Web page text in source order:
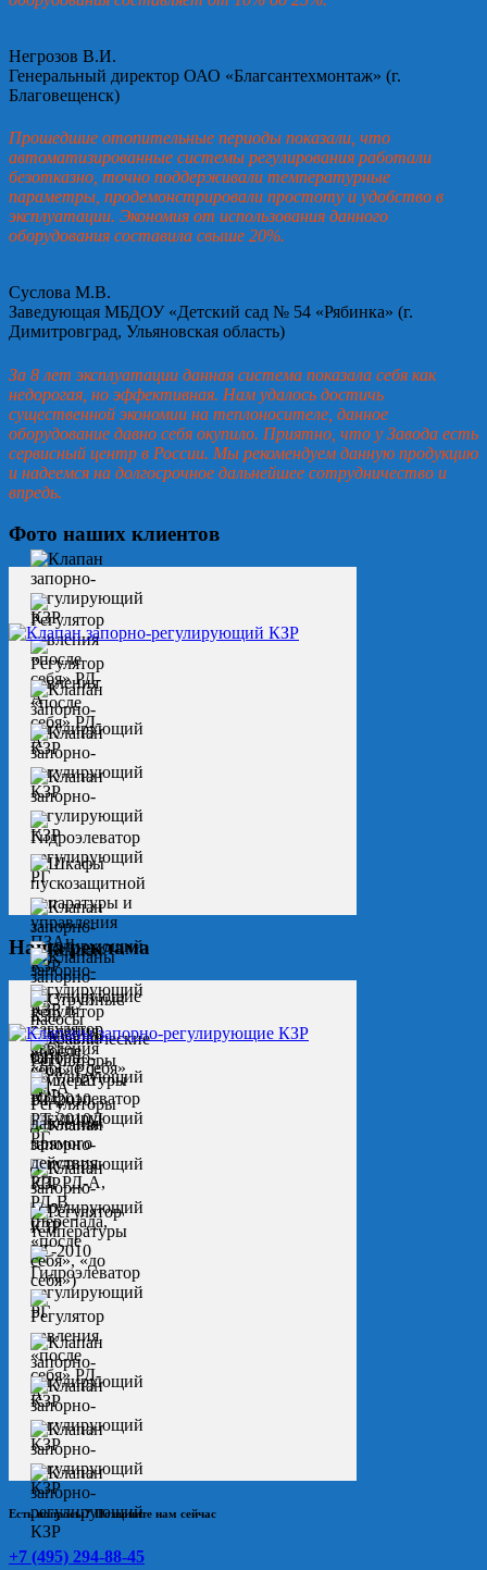
Негрозов В.И.
Генеральный директор ОАО «Благсантехмонтаж» (г.
Благовещенск)
Прошедшие отопительные периоды показали, что
автоматизированные системы регулирования работали
безотказно, точно поддерживали температурные
параметры, продемонстрировали простоту и удобство в
эксплуатации. Экономия от использования данного
оборудования составила свыше 20%.
Суслова М.В.
Заведующая МБДОУ «Детский сад № 54 «Рябинка» (г.
Димитровград, Ульяновская область)
За 8 лет эксплуатации данная система показала себя как
недорогая, но эффективная. Нам удалось достичь
существенной экономии на теплоносителе, данное
оборудование давно себя окупило. Приятно, что у Завода есть
сервисный центр в России. Мы рекомендуем данную продукцию
и надеемся на долгосрочное дальнейшее сотрудничество и
впредь.
Фото наших клиентов
Наша реклама
Есть вопросы? Позвоните нам сейчас
+7 (495) 294-88-45